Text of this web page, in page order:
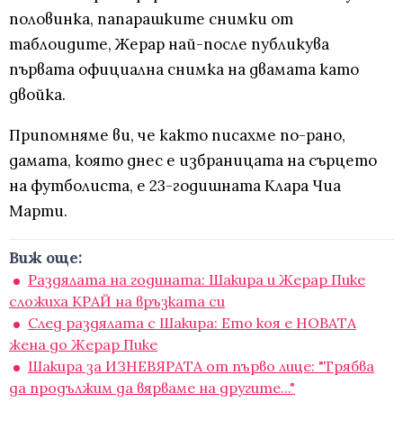
половинка, папарашките снимки от
таблоидите, Жерар най-после публикува
първата официална снимка на двамата като
двойка.
Припомняме ви, че както писахме по-рано,
дамата, която днес е избраницата на сърцето
на футболиста, е 23-годишната Клара Чиа
Марти.
Виж още:
Раздялата на годината: Шакира и Жерар Пике
сложиха КРАЙ на връзката си
След раздялата с Шакира: Ето коя е НОВАТА
жена до Жерар Пике
Шакира за ИЗНЕВЯРАТА от първо лице: "Трябва
да продължим да вярваме на другите..."